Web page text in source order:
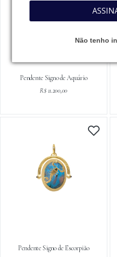
Não tenho
Pendente Signo de Aquário
R$ 11.200,00
Pendente Signo de Escorpião